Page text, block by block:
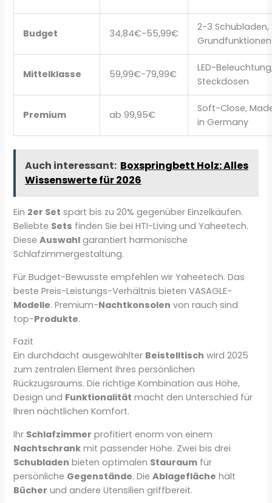
Budget 34,84€-55,99€
2-3 Schubladen,
Grundfunktionen
Mittelklasse 59,99€-79,99€
LED-
Steckdosen
Premium ab 99,95€
Soft-Close,
in Germany
Auch interessant: Boxspringbett Holz: Alles
Wissenswerte für 2026
Ein 2er Set spart bis zu 20% gegenüber Einzelkäufen.
Beliebte Sets finden Sie bei HTI-Living und Yaheetech.
DieseAuswahl garantiert harmonische
Schlafzimmergestaltung.
Für Budget-Bewusste empfehlen wir Yaheetech. Das
beste Preis-Leistungs-Verhältnis bieten VASAGLE-
Modelle. Premium-Nachtkonsolen von rauch sind
top-Produkte.
Fazit
Ein durchdacht ausgewählter Beistelltisch wird 2025
zum zentralen Element Ihres persönlichen
Rückzugsraums. Die richtige Kombination aus Höhe,
Design und Funktionalität macht den Unterschied für
Ihren nächtlichen Komfort.
Ihr Schlafzimmer profitiert enorm von einem
Nachtschrank mit passender Höhe. Zwei bis drei
Schubladen bieten optimalen Stauraum für
persönliche Gegenstände. DieAblagefläche hält
Bücher und andere Utensilien griffbereit.